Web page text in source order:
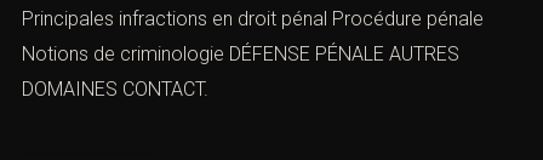
Principales infractions en droit pénal Procédure pénale
Notions de criminologie DÉFENSE PÉNALE AUTRES
DOMAINES CONTACT.